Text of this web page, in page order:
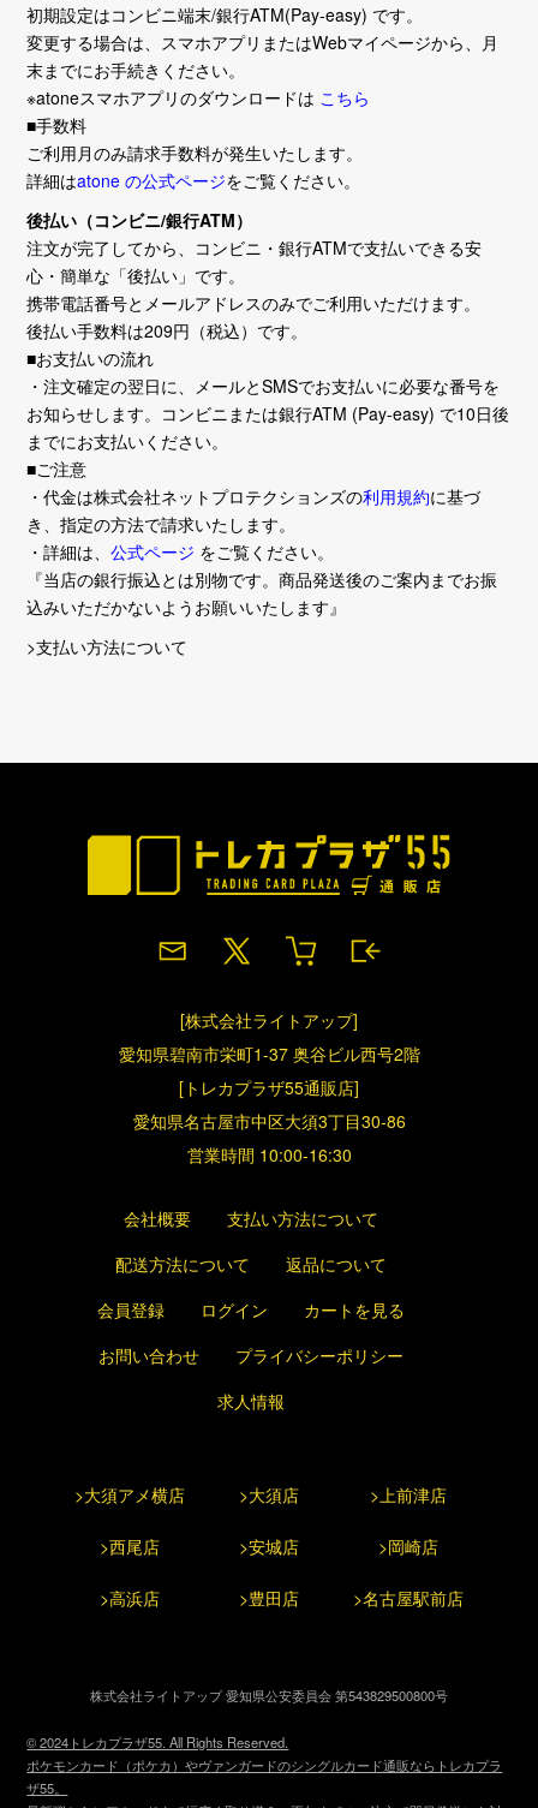
初期設定はコンビニ端末/銀行ATM(Pay-easy) です。
変更する場合は、スマホアプリまたはWebマイページから、月
末までにお手続きください。
※atoneスマホアプリのダウンロードは こちら
■手数料
ご利用月のみ請求手数料が発生いたします。
詳細はatone の公式ページをご覧ください。
後払い（コンビニ/銀行ATM）
注文が完了してから、コンビニ・銀行ATMで支払いできる安
心・簡単な「後払い」です。
携帯電話番号とメールアドレスのみでご利用いただけます。
後払い手数料は209円（税込）です。
■お支払いの流れ
・注文確定の翌日に、メールとSMSでお支払いに必要な番号を
お知らせします。コンビニまたは銀行ATM (Pay-easy) で10日後
までにお支払いください。
■ご注意
・代金は株式会社ネットプロテクションズの利用規約に基づ
き、指定の方法で請求いたします。
・詳細は、公式ページ をご覧ください。
『当店の銀行振込とは別物です。商品発送後のご案内までお振
込みいただかないようお願いいたします』
>支払い方法について
[株式会社ライトアップ]
愛知県碧南市栄町1-37 奥谷ビル西号2階
[トレカプラザ55通販店]
愛知県名古屋市中区大須3丁目30-86
営業時間 10:00-16:30
会社概要
支払い方法について
配送方法について
返品について
会員登録
ログイン
カートを見る
お問い合わせ
プライバシーポリシー
求人情報
>大須アメ横店 >大須店 >上前津店
>西尾店 >安城店 >岡崎店
>高浜店 >豊田店 >名古屋駅前店
株式会社ライトアップ 愛知県公安委員会 第543829500800号
© 2024トレカプラザ55. All Rights Reserved.
ポケモンカード（ポケカ）やヴァンガードのシングルカード通販ならトレカプラ
ザ55。